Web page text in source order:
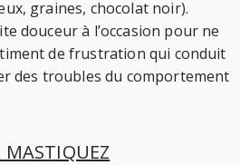
graines, chocolat noir).
douceur à l’occasion pour ne
de frustration qui conduit
des troubles du comportement
MASTIQUEZ